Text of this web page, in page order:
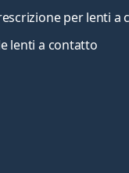
per lenti a
lenti a contatto